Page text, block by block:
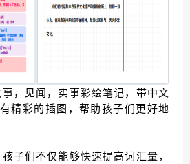
，见闻，实事彩绘笔记，带中文
精彩的插图，帮助孩子们更好地
子们不仅能够快速提高词汇量，